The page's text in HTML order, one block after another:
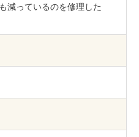
（配送修理）
減っているのを修理した